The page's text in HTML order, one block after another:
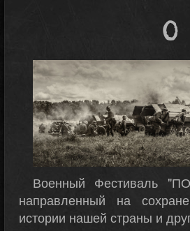
О
Военный Фестиваль
направленный на
истории нашей страны и